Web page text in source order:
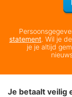
statement. Wil je
je je altijd
Je betaalt veilig